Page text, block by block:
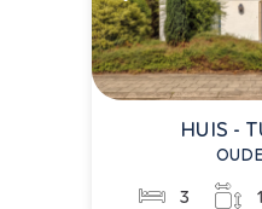
HUIS -
3